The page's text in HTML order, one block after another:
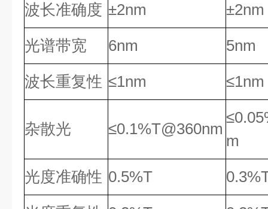
波长准确度 ±2nm
±2nm
光谱带宽
6nm
5nm
波长重复性 ≤1nm ≤1nm
杂散光 ≤0.1%T@360nm
m
光度准确性 0.5%T